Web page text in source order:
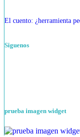
El cuento: ¿herramienta
Siguenos
prueba imagen widget